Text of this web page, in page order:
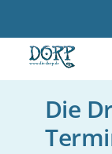
springen
Die